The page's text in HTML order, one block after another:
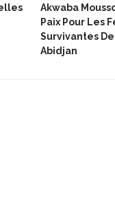
Akwaba
Paix Pour Les
Survivantes
Abidjan